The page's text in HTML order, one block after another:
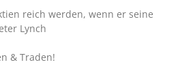
reich werden, wenn er seine
Lynch
& Traden!